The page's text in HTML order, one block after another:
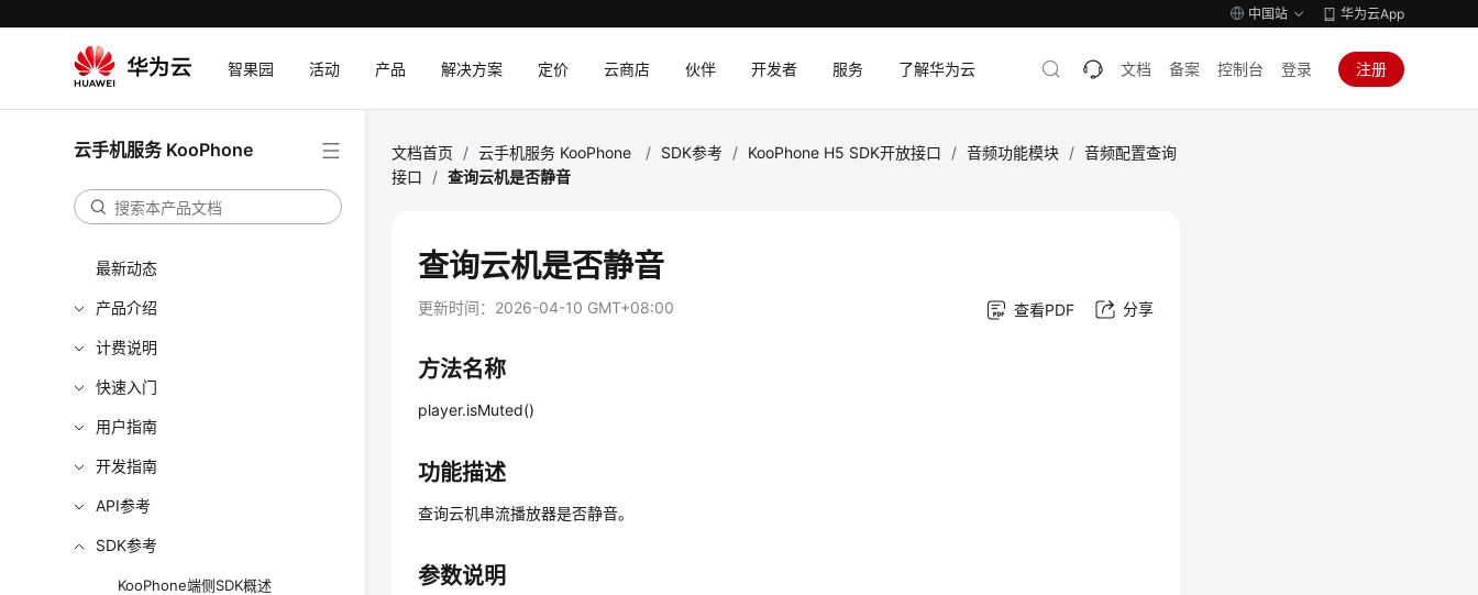
中国站 华为云App
智果园 活动 产品 解决方案 定价 云商店 伙伴 开发者 服务 了解华为云 文档 备案 控制台 登录 注册
云手机服务 KooPhone
最新动态
产品介绍
计费说明
快速入门
用户指南
开发指南
API参考
SDK参考
KooPhone端侧SDK概述
文档首页 / 云手机服务 KooPhone / SDK参考 / KooPhone H5 SDK开放接口 / 音频功能模块 / 音频配置查询
接口
/ 查询云机是否静音
查询云机是否静音
更新时间： 2026-04-10 GMT+08:00 查看PDF 分享
方法名称
player.isMuted()
功能描述
查询云机串流播放器是否静音。
参数说明